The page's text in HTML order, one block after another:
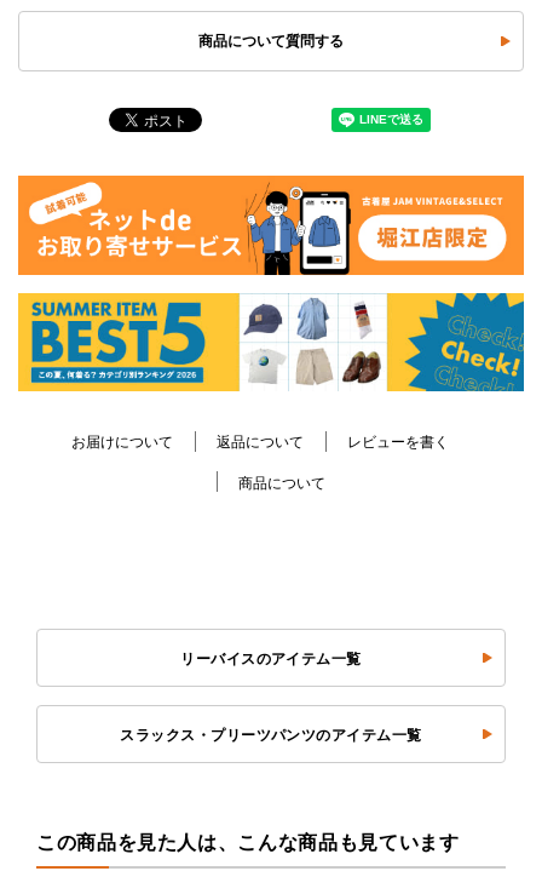
商品について質問する
お届けについて 返品について レビューを書く
商品について
リーバイスのアイテム一覧
スラックス・プリーツパンツのアイテム一覧
この商品を見た人は、こんな商品も見ています